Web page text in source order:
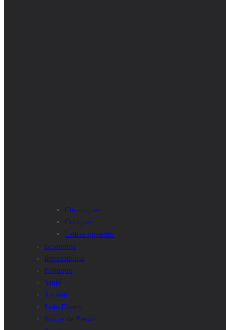
Chroniques
Critiques
Lettres ouvertes
Economie
International
Politique
Santé
Société
Faits Divers
Revue de Presse